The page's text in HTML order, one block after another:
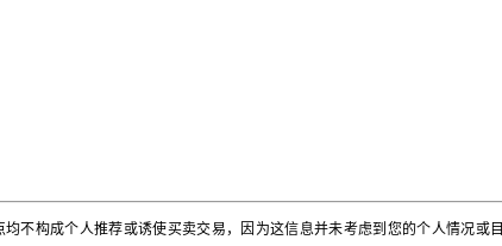
不构成个人推荐或诱使买卖交易，因为这信息并未考虑到您的个人情况或目